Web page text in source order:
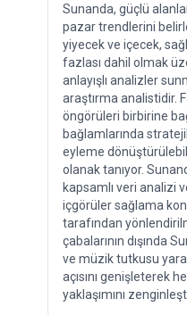
Sunanda, güçlü
pazar trendlerini
yiyecek ve içecek,
fazlası dahil olmak
anlayışlı analizler
araştırma analistidir.
öngörüleri birbirine
bağlamlarında
eyleme
olanak tanıyor.
kapsamlı veri analizi
içgörüler sağlama
tarafından
çabalarının dışında
ve müzik tutkusu
açısını genişleterek
yaklaşımını